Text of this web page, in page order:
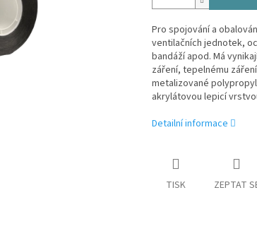
Pro spojování a
ventilačních jednotek,
bandáží apod. Má
záření, tepelnému
metalizované
akrylátovou lepicí
Detailní informace
TISK ZEPTAT